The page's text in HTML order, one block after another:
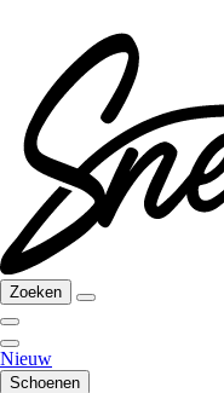
Zoeken
Nieuw
Schoenen